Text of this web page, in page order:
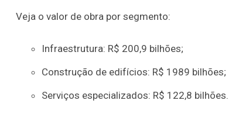
Veja o valor de obra por segmento:
Infraestrutura: R$ 200,9 bilhões;
Construção de edifícios: R$ 1989 bilhões;
Serviços especializados: R$ 122,8 bilhões.